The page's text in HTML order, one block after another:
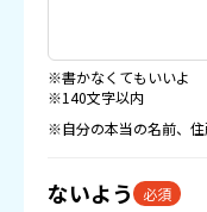
※書かなくてもいいよ
※140文字以内
※自分の本当の名前、住
ないよう 必須